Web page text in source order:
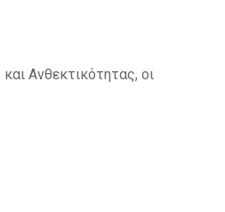
Ανθεκτικότητας, οι